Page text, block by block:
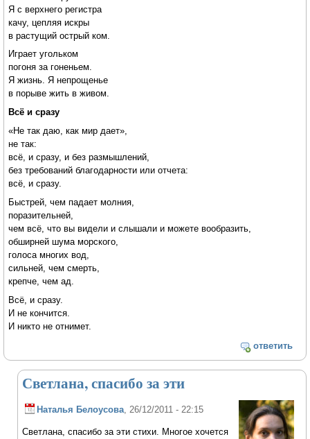
Я с верхнего регистра
качу, цепляя искры
в растущий острый ком.
Играет угольком
погоня за гоненьем.
Я жизнь. Я непрощенье
в порыве жить в живом.
Всё и сразу
«Не так даю, как мир дает»,
не так:
всё, и сразу, и без размышлений,
без требований благодарности или отчета:
всё, и сразу.
Быстрей, чем падает молния,
поразительней,
чем всё, что вы видели и слышали и можете вообразить,
обширней шума морского,
голоса многих вод,
сильней, чем смерть,
крепче, чем ад.
Всё, и сразу.
И не кончится.
И никто не отнимет.
ответить
Светлана, спасибо за эти
Наталья Белоусова , 26/12/2011 - 22:15
Светлана, спасибо за эти стихи. Многое хочется